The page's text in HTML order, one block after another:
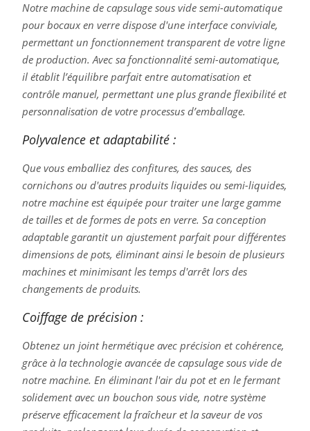
Notre machine de capsulage sous vide semi-automatique
pour bocaux en verre dispose d'une interface conviviale,
permettant un fonctionnement transparent de votre ligne
de production. Avec sa fonctionnalité semi-automatique,
il établit l’équilibre parfait entre automatisation et
contrôle manuel, permettant une plus grande flexibilité et
personnalisation de votre processus d’emballage.
Polyvalence et adaptabilité :
Que vous emballiez des confitures, des sauces, des
cornichons ou d'autres produits liquides ou semi-liquides,
notre machine est équipée pour traiter une large gamme
de tailles et de formes de pots en verre. Sa conception
adaptable garantit un ajustement parfait pour différentes
dimensions de pots, éliminant ainsi le besoin de plusieurs
machines et minimisant les temps d'arrêt lors des
changements de produits.
Coiffage de précision :
Obtenez un joint hermétique avec précision et cohérence,
grâce à la technologie avancée de capsulage sous vide de
notre machine. En éliminant l'air du pot et en le fermant
solidement avec un bouchon sous vide, notre système
préserve efficacement la fraîcheur et la saveur de vos